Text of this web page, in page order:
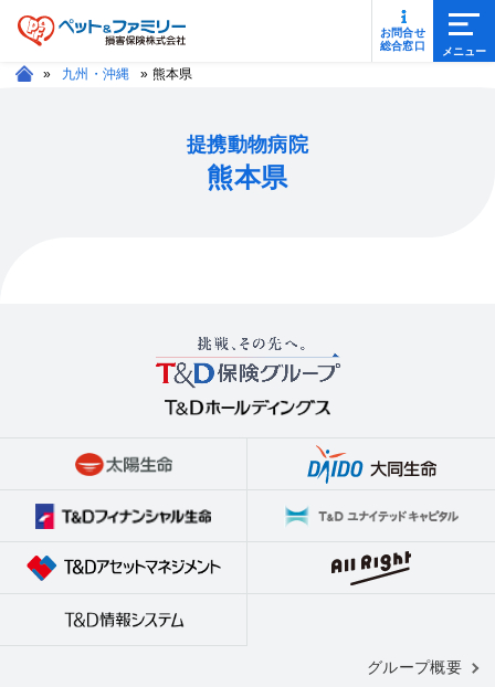
お問合せ
総合窓口
» 九州・沖縄 » 熊本県
提携動物病院
熊本県
グループ概要